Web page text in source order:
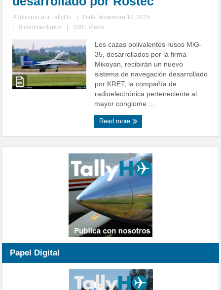
Publicado porTallyHo
Date: diciembre 10, 2015
0 commentarios 3381 Views
Los cazas polivalentes rusos MiG-
35, desarrollados por la firma
Mikoyan, recibirán un nuevo
sistema de navegación desarrollado
por KRET, la compañía de
radioelectrónica perteneciente al
mayor conglome ...
Read more
Papel Digital